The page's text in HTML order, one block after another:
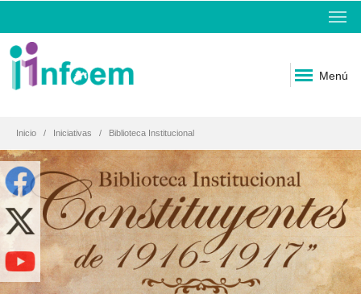
Menú
Inicio Iniciativas Biblioteca Institucional